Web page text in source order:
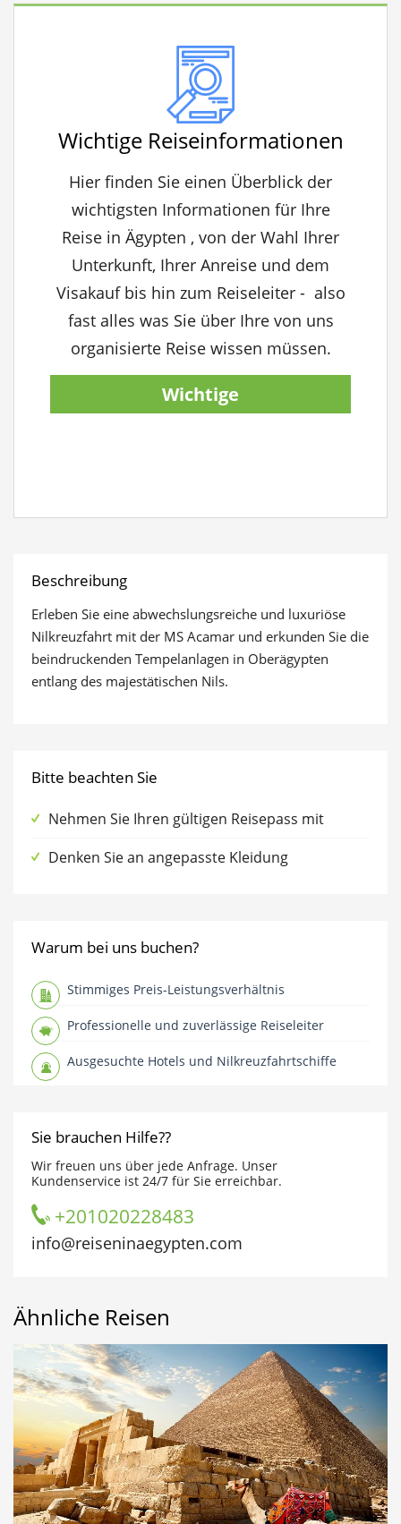
Wichtige Reiseinformationen
Hier finden Sie einen Überblick der
wichtigsten Informationen für Ihre
Reise in Ägypten , von der Wahl Ihrer
Unterkunft, Ihrer Anreise und dem
Visakauf bis hin zum Reiseleiter - also
fast alles was Sie über Ihre von uns
organisierte Reise wissen müssen.
Wichtige
Beschreibung
Erleben Sie eine abwechslungsreiche und luxuriöse
Nilkreuzfahrt mit der MS Acamar und erkunden Sie die
beindruckenden Tempelanlagen in Oberägypten
entlang des majestätischen Nils.
Bitte beachten Sie
Nehmen Sie Ihren gültigen Reisepass mit
Denken Sie an angepasste Kleidung
Warum bei uns buchen?
Stimmiges Preis-Leistungsverhältnis
Professionelle und zuverlässige Reiseleiter
Ausgesuchte Hotels und Nilkreuzfahrtschiffe
Sie brauchen Hilfe??
Wir freuen uns über jede Anfrage. Unser
Kundenservice ist 24/7 für Sie erreichbar.
+201020228483
info@reiseninaegypten.com
Ähnliche Reisen